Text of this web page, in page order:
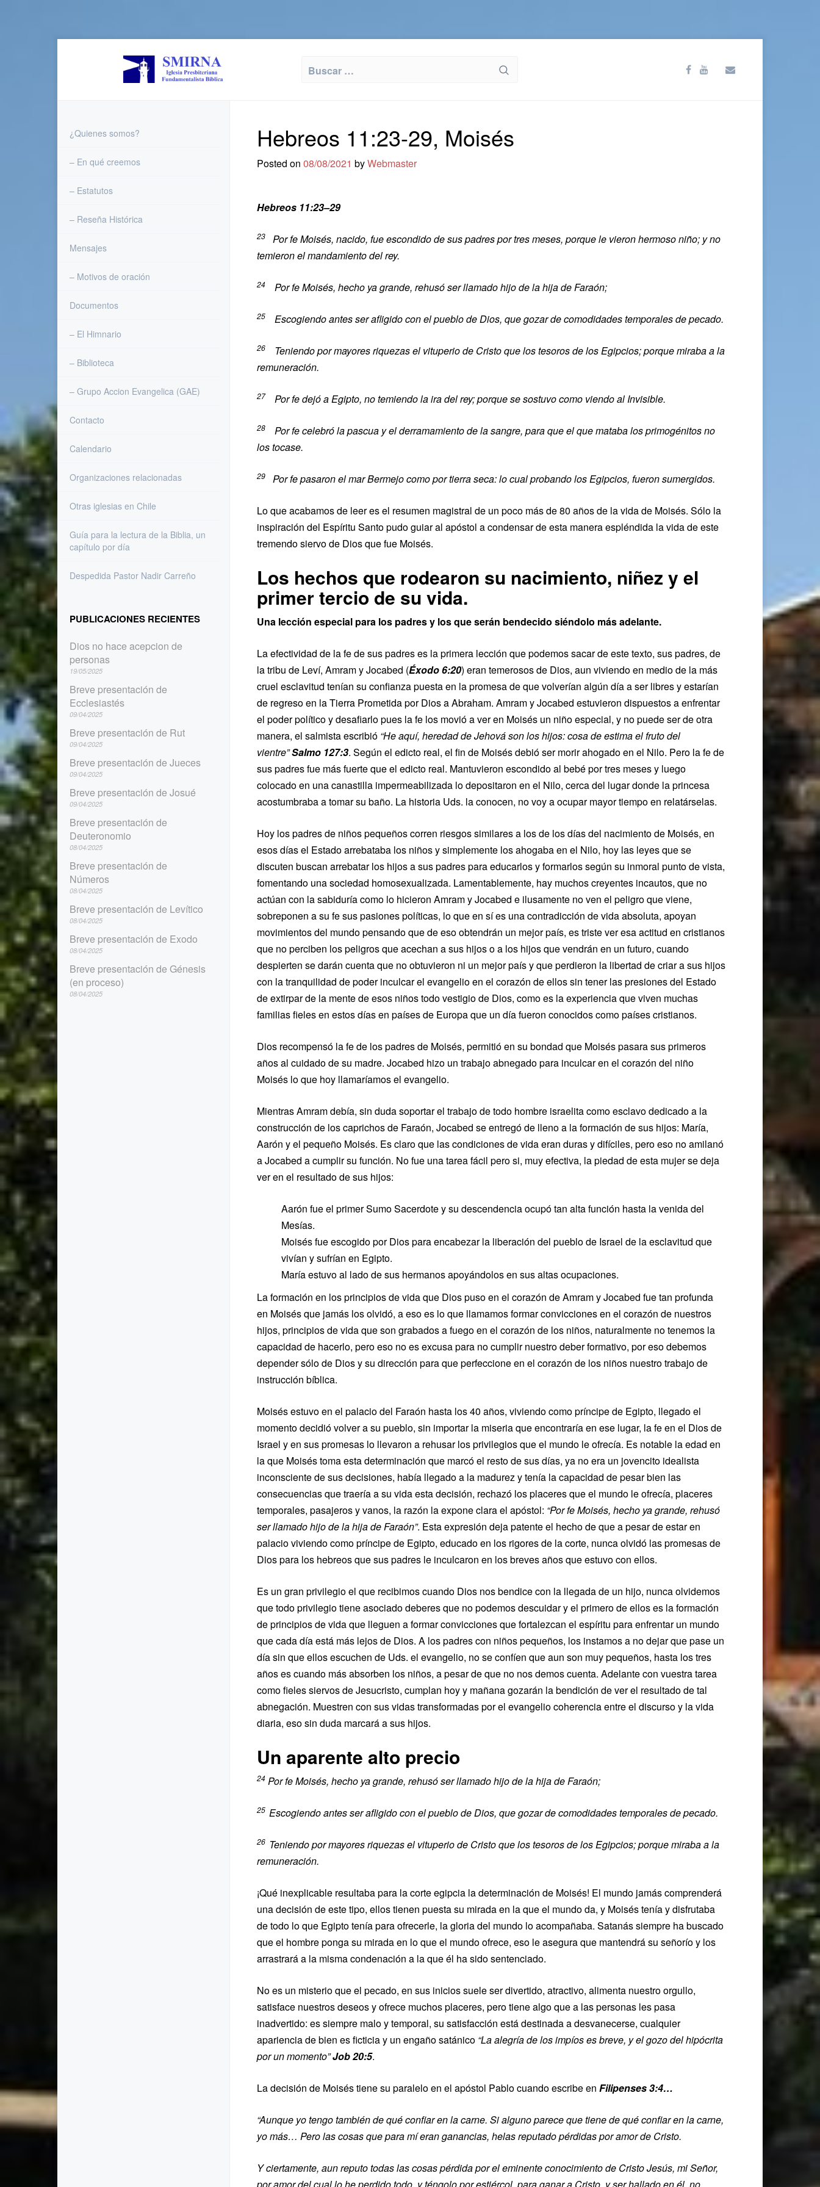
¿Quienes somos?
– En qué creemos
– Estatutos
– Reseña Histórica
Mensajes
– Motivos de oración
Documentos
– El Himnario
– Biblioteca
– Grupo Accion Evangelica (GAE)
Contacto
Calendario
Organizaciones relacionadas
Otras iglesias en Chile
Guía para la lectura de la Biblia, un
capítulo por día
Despedida Pastor Nadir Carreño
PUBLICACIONES RECIENTES
Dios no hace acepcion de
personas
19/05/2025
Breve presentación de
Ecclesiastés
09/04/2025
Breve presentación de Rut
09/04/2025
Breve presentación de Jueces
09/04/2025
Breve presentación de Josué
09/04/2025
Breve presentación de
Deuteronomio
08/04/2025
Breve presentación de
Números
08/04/2025
Breve presentación de Levítico
08/04/2025
Breve presentación de Exodo
08/04/2025
Breve presentación de Génesis
(en proceso)
08/04/2025
Hebreos 11:23-29, Moisés
Posted on 08/08/2021 byWebmaster
Hebreos 11:23–29
23Por fe Moisés, nacido, fue escondido de sus padres por tres meses, porque le vieron hermoso niño; y no
temieron el mandamiento del rey.
24 Por fe Moisés, hecho ya grande, rehusó ser llamado hijo de la hija de Faraón;
25 Escogiendo antes ser afligido con el pueblo de Dios, que gozar de comodidades temporales de pecado.
26 Teniendo por mayores riquezas el vituperio de Cristo que los tesoros de los Egipcios; porque mirabaala
remuneración.
27 Por fe dejóaEgipto, no temiendo la ira del rey; porque se sostuvo como viendo al Invisible.
28 Por fe celebró la pascua y el derramamiento de la sangre, para que el que mataba los primogénitos no
los tocase.
29Por fe pasaron el mar Bermejo como por tierra seca: lo cual probando los Egipcios, fueron sumergidos.
Lo que acabamos de leer es el resumen magistral de un poco más de 80 años de la vida de Moisés. Sólo la
inspiración del Espíritu Santo pudo guiar al apóstol a condensar de esta manera espléndida la vida de este
tremendo siervo de Dios que fue Moisés.
Los hechos que rodearon su nacimiento, niñez y el
primer tercio de su vida.
Una lección especial para los padres y los que serán bendecido siéndolo más adelante.
La efectividad de la fe de sus padres es la primera lección que podemos sacar de este texto, sus padres, de
la tribu de Leví, Amram y Jocabed (Éxodo 6:20) eran temerosos de Dios, aun viviendo en medio de la más
cruel esclavitud tenían su confianza puesta en la promesa de que volverían algún día a ser libres y estarían
de regreso en la Tierra Prometida por Dios a Abraham. Amram y Jocabed estuvieron dispuestos a enfrentar
el poder político y desafiarlo pues la fe los movió a ver en Moisés un niño especial, y no puede ser de otra
manera, el salmista escribió “He aquí, heredad de Jehová son los hijos: cosa de estima el fruto del
vientre”Salmo127:3. Según el edicto real, el fin de Moisés debió ser morir ahogado en el Nilo. Pero la fe de
sus padres fue más fuerte que el edicto real. Mantuvieron escondido al bebé por tres meses y luego
colocado en una canastilla impermeabilizada lo depositaron en el Nilo, cerca del lugar donde la princesa
acostumbraba a tomar su baño. La historia Uds. la conocen, no voy a ocupar mayor tiempo en relatárselas.
Hoy los padres de niños pequeños corren riesgos similares a los de los días del nacimiento de Moisés, en
esos días el Estado arrebataba los niños y simplemente los ahogaba en el Nilo, hoy las leyes que se
discuten buscan arrebatar los hijos a sus padres para educarlos y formarlos según su inmoral punto de vista,
fomentando una sociedad homosexualizada. Lamentablemente, hay muchos creyentes incautos, que no
actúan con la sabiduría como lo hicieron Amram y Jocabed e ilusamente no ven el peligro que viene,
sobreponen a su fe sus pasiones políticas, lo que en sí es una contradicción de vida absoluta, apoyan
movimientos del mundo pensando que de eso obtendrán un mejor país, es triste ver esa actitud en cristianos
que no perciben los peligros que acechan a sus hijos o a los hijos que vendrán en un futuro, cuando
despierten se darán cuenta que no obtuvieron ni un mejor país y que perdieron la libertad de criar a sus hijos
con la tranquilidad de poder inculcar el evangelio en el corazón de ellos sin tener las presiones del Estado
de extirpar de la mente de esos niños todo vestigio de Dios, como es la experiencia que viven muchas
familias fieles en estos días en países de Europa que un día fueron conocidos como países cristianos.
Dios recompensó la fe de los padres de Moisés, permitió en su bondad que Moisés pasara sus primeros
años al cuidado de su madre. Jocabed hizo un trabajo abnegado para inculcar en el corazón del niño
Moisés lo que hoy llamaríamos el evangelio.
Mientras Amram debía, sin duda soportar el trabajo de todo hombre israelita como esclavo dedicado a la
construcción de los caprichos de Faraón, Jocabed se entregó de lleno a la formación de sus hijos: María,
Aarón y el pequeño Moisés. Es claro que las condiciones de vida eran duras y difíciles, pero eso no amilanó
a Jocabed a cumplir su función. No fue una tarea fácil pero si, muy efectiva, la piedad de esta mujer se deja
ver en el resultado de sus hijos:
Aarón fue el primer Sumo Sacerdote y su descendencia ocupó tan alta función hasta la venida del
Mesías.
Moisés fue escogido por Dios para encabezar la liberación del pueblo de Israel de la esclavitud que
vivían y sufrían en Egipto.
María estuvo al lado de sus hermanos apoyándolos en sus altas ocupaciones.
La formación en los principios de vida que Dios puso en el corazón de Amram y Jocabed fue tan profunda
en Moisés que jamás los olvidó, a eso es lo que llamamos formar convicciones en el corazón de nuestros
hijos, principios de vida que son grabados a fuego en el corazón de los niños, naturalmente no tenemos la
capacidad de hacerlo, pero eso no es excusa para no cumplir nuestro deber formativo, por eso debemos
depender sólo de Dios y su dirección para que perfeccione en el corazón de los niños nuestro trabajo de
instrucción bíblica.
Moisés estuvo en el palacio del Faraón hasta los 40 años, viviendo como príncipe de Egipto, llegado el
momento decidió volver a su pueblo, sin importar la miseria que encontraría en ese lugar, la fe en el Dios de
Israel y en sus promesas lo llevaron a rehusar los privilegios que el mundo le ofrecía. Es notable la edad en
la que Moisés toma esta determinación que marcó el resto de sus días, ya no era un jovencito idealista
inconsciente de sus decisiones, había llegado a la madurez y tenía la capacidad de pesar bien las
consecuencias que traería a su vida esta decisión, rechazó los placeres que el mundo le ofrecía, placeres
temporales, pasajeros y vanos, la razón la expone clara el apóstol: “Por fe Moisés, hecho ya grande, rehusó
ser llamado hijo de la hija de Faraón”. Esta expresión deja patente el hecho de que a pesar de estar en
palacio viviendo como príncipe de Egipto, educado en los rigores de la corte, nunca olvidó las promesas de
Dios para los hebreos que sus padres le inculcaron en los breves años que estuvo con ellos.
Es un gran privilegio el que recibimos cuando Dios nos bendice con la llegada de un hijo, nunca olvidemos
que todo privilegio tiene asociado deberes que no podemos descuidar y el primero de ellos es la formación
de principios de vida que lleguen a formar convicciones que fortalezcan el espíritu para enfrentar un mundo
que cada día está más lejos de Dios. A los padres con niños pequeños, los instamos a no dejar que pase un
día sin que ellos escuchen de Uds. el evangelio, no se confíen que aun son muy pequeños, hasta los tres
años es cuando más absorben los niños, a pesar de que no nos demos cuenta. Adelante con vuestra tarea
como fieles siervos de Jesucristo, cumplan hoy y mañana gozarán la bendición de ver el resultado de tal
abnegación. Muestren con sus vidas transformadas por el evangelio coherencia entre el discurso y la vida
diaria, eso sin duda marcará a sus hijos.
Un aparente alto precio
24Por fe Moisés, hecho ya grande, rehusó ser llamado hijo de la hija de Faraón;
25 Escogiendo antes ser afligido con el pueblo de Dios, que gozar de comodidades temporales de pecado.
26 Teniendo por mayores riquezas el vituperio de Cristo que los tesoros de los Egipcios; porque mirabaala
remuneración.
¡Qué inexplicable resultaba para la corte egipcia la determinación de Moisés! El mundo jamás comprenderá
una decisión de este tipo, ellos tienen puesta su mirada en la que el mundo da, y Moisés tenía y disfrutaba
de todo lo que Egipto tenía para ofrecerle, la gloria del mundo lo acompañaba. Satanás siempre ha buscado
que el hombre ponga su mirada en lo que el mundo ofrece, eso le asegura que mantendrá su señorío y los
arrastrará a la misma condenación a la que él ha sido sentenciado.
No es un misterio que el pecado, en sus inicios suele ser divertido, atractivo, alimenta nuestro orgullo,
satisface nuestros deseos y ofrece muchos placeres, pero tiene algo que a las personas les pasa
inadvertido: es siempre malo y temporal, su satisfacción está destinada a desvanecerse, cualquier
apariencia de bien es ficticia y un engaño satánico “La alegría de los impíos es breve, y el gozo del hipócrita
por un momento”Job 20:5.
La decisión de Moisés tiene su paralelo en el apóstol Pablo cuando escribe en Filipenses 3:4…
“Aunque yo tengo también de qué confiar en la carne. Si alguno parece que tiene de qué confiar en la carne,
yo más… Pero las cosas que para mí eran ganancias, helas reputado pérdidas por amor de Cristo.
Y ciertamente, aun reputo todas las cosas pérdida por el eminente conocimiento de Cristo Jesús, mi Señor,